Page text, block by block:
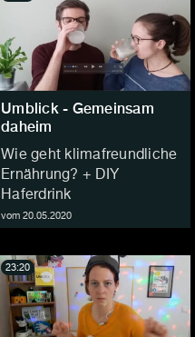
Umblick - Gemeinsam
daheim
Wie geht klimafreundliche
Ernährung? + DIY
Haferdrink
vom 20.05.2020
23:20